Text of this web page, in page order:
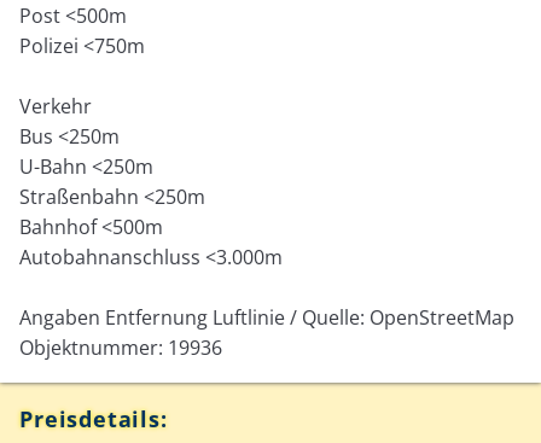
Post <500m
Polizei <750m
Verkehr
Bus <250m
U-Bahn <250m
Straßenbahn <250m
Bahnhof <500m
Autobahnanschluss <3.000m
Angaben Entfernung Luftlinie / Quelle: OpenStreetMap
Objektnummer: 19936
Preisdetails: